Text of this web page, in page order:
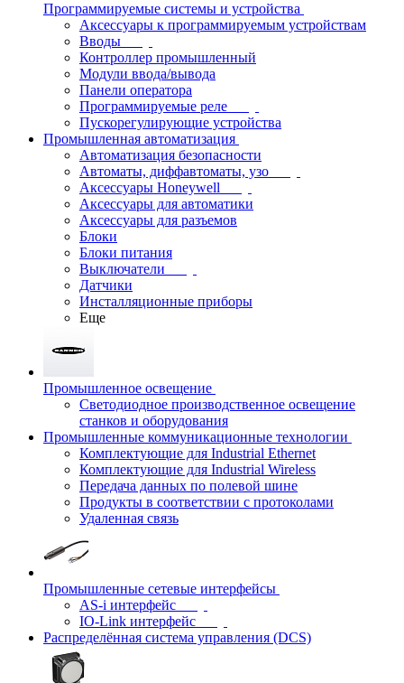
Программируемые системы и устройства
Аксессуары к программируемым устройствам
Вводы
Контроллер промышленный
Модули ввода/вывода
Панели оператора
Программируемые реле
Пускорегулирующие устройства
Промышленная автоматизация
Автоматизация безопасности
Автоматы, диффавтоматы, узо
Аксессуары Honeywell
Аксессуары для автоматики
Аксессуары для разъемов
Блоки
Блоки питания
Выключатели
Датчики
Инсталляционные приборы
Еще
Промышленное освещение
Светодиодное производственное освещение
станков и оборудования
Промышленные коммуникационные технологии
Комплектующие для Industrial Ethernet
Комплектующие для Industrial Wireless
Передача данных по полевой шине
Продукты в соответствии с протоколами
Удаленная связь
Промышленные сетевые интерфейсы
AS-i интерфейс
IO-Link интерфейс
Распределённая система управления (DCS)